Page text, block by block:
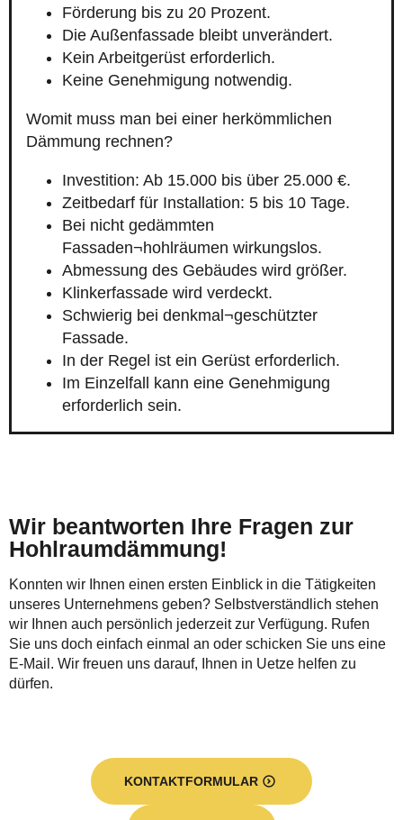
Förderung bis zu 20 Prozent.
Die Außenfassade bleibt unverändert.
Kein Arbeitgerüst erforderlich.
Keine Genehmigung notwendig.
Womit muss man bei einer herkömmlichen
Dämmung rechnen?
Investition: Ab 15.000 bis über 25.000 €.
Zeitbedarf für Installation: 5 bis 10 Tage.
Bei nicht gedämmten
Fassaden¬hohlräumen wirkungslos.
Abmessung des Gebäudes wird größer.
Klinkerfassade wird verdeckt.
Schwierig bei denkmal¬geschützter
Fassade.
In der Regel ist ein Gerüst erforderlich.
Im Einzelfall kann eine Genehmigung
erforderlich sein.
Wir beantworten Ihre Fragen zur
Hohlraumdämmung!
Konnten wir Ihnen einen ersten Einblick in die Tätigkeiten
unseres Unternehmens geben? Selbstverständlich stehen
wir Ihnen auch persönlich jederzeit zur Verfügung. Rufen
Sie uns doch einfach einmal an oder schicken Sie uns eine
E-Mail. Wir freuen uns darauf, Ihnen in Uetze helfen zu
dürfen.
KONTAKTFORMULAR